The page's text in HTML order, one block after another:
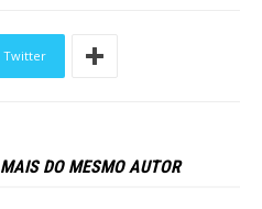
Twitter
MAIS DO MESMO AUTOR